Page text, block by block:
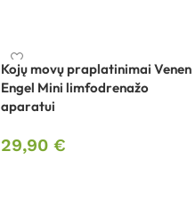
Kojų movų praplatinimai Venen
Engel Mini limfodrenažo
aparatui
29,90 €